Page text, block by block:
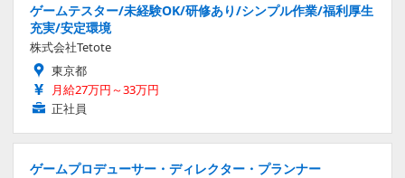
ゲームテスター/未経験OK/研修あり/シンプル作業/福利厚生
充実/安定環境
株式会社Tetote
東京都
月給27万円～33万円
正社員
ゲームプロデューサー・ディレクター・プランナー